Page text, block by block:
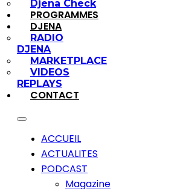
Djena Check
PROGRAMMES
DJENA
RADIO
DJENA
MARKETPLACE
VIDEOS
REPLAYS
CONTACT
ACCUEIL
ACTUALITES
PODCAST
Magazine